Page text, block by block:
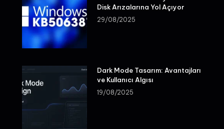
Disk Arızalarına Yol Açıyor
29/08/2025
Dark Mode Tasarım: Avantajları
ve Kullanıcı Algısı
19/08/2025